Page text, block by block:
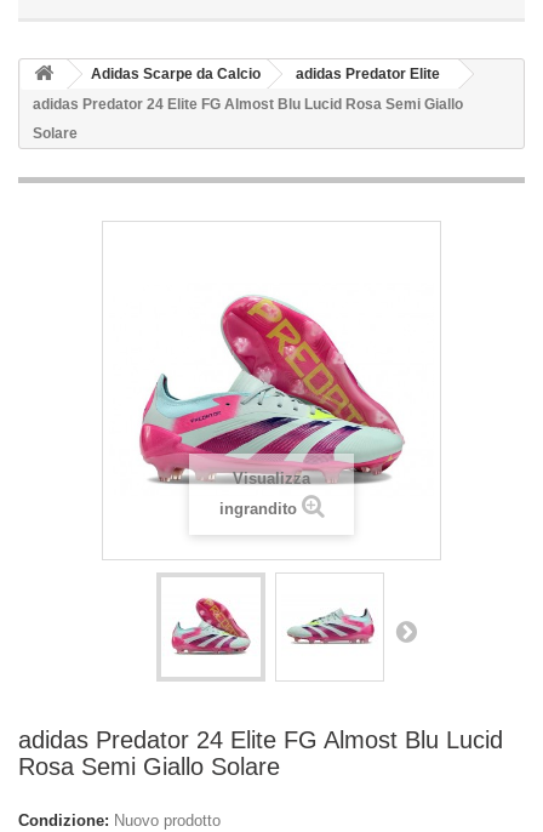
Adidas Scarpe da Calcio
adidas Predator Elite
adidas Predator 24 Elite FG Almost Blu Lucid Rosa Semi Giallo
Solare
Visualizza
ingrandito
adidas Predator 24 Elite FG Almost Blu Lucid
Rosa Semi Giallo Solare
Condizione: Nuovo prodotto